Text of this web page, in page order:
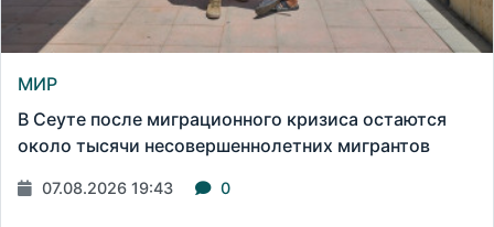
МИР
В Сеуте после миграционного кризиса остаются
около тысячи несовершеннолетних мигрантов
07.08.2026 19:43 0